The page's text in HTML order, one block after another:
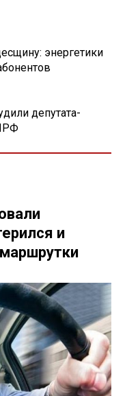
энергетики
депутата-
и